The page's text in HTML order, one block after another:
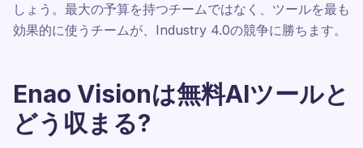
しょう。最大の予算を持つチームではなく、ツールを最も
効果的に使うチームが、Industry 4.0の競争に勝ちます。
Enao Visionは無料AIツールと
どう収まる?